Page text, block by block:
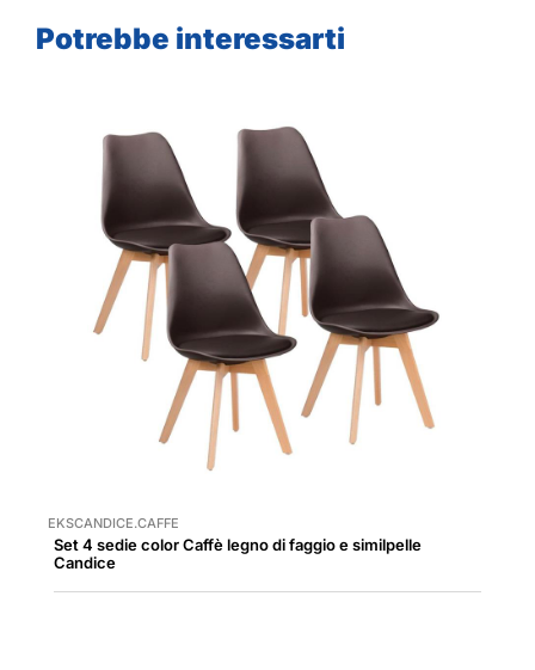
Potrebbe interessarti
EKSCANDICE.CAFFE
Set 4 sedie color Caffè legno di faggio e similpelle
Candice